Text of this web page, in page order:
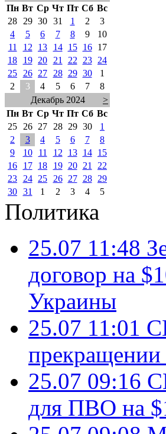
Пн Вт Ср Чт Пт Сб Вс
28
29 30 31 1 2
3
4
5 6 7 8 9
10
11
12 13 14 15 16
17
18
19 20 21 22 23
24
25
26 27 28 29 30
1
2
3 4 5 6 7
8
Декабрь 2024
>
Пн Вт Ср Чт Пт Сб Вс
25
26 27 28 29 30
1
2
3 4 5 6 7
8
9
10 11 12 13 14
15
16
17 18 19 20 21
22
23
24 25 26 27 28
29
30 31 1 2 3 4 5
Политика
25.07 11:48
договор на
Украины
25.07 11:01
прекращении
25.07 09:16
для ПВО на